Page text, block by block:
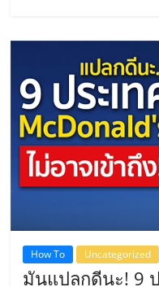
ฟรี,
บริการ
พัฒนา
ระบบ
แฟ
รน
How To Uncategorized
มันแปลกดีนะ! 9